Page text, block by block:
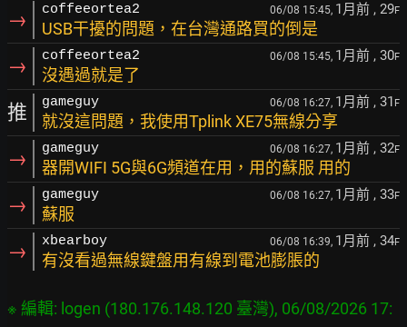
→ coffeeortea2 06/08 15:45, 1月前 , 29F
USB干擾的問題，在台灣通路買的倒是
→ coffeeortea2 06/08 15:45, 1月前 , 30F
沒遇過就是了
推 gameguy 06/08 16:27, 1月前 , 31 F
就沒這問題，我使用Tplink XE75無線分享
→ gameguy 06/08 16:27, 1月前 , 32F
器開WIFI 5G與6G頻道在用，用的蘇服 用的
→ gameguy 06/08 16:27, 1月前 , 33F
蘇服
→ xbearboy 06/08 16:39, 1月前 , 34F
有沒看過無線鍵盤用有線到電池膨脹的
※ 編輯: logen (180.176.148.120 臺灣), 06/08/2026 17: